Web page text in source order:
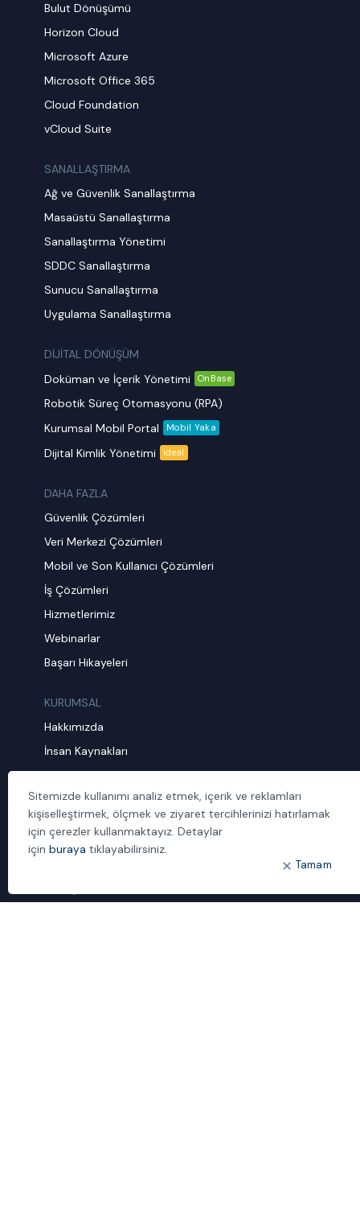
Bulut Dönüşümü
Horizon Cloud
Microsoft Azure
Microsoft Office 365
Cloud Foundation
vCloud Suite
SANALLAŞTIRMA
Ağ ve Güvenlik Sanallaştırma
Masaüstü Sanallaştırma
Sanallaştırma Yönetimi
SDDC Sanallaştırma
Sunucu Sanallaştırma
Uygulama Sanallaştırma
DİJİTAL DÖNÜŞÜM
Doküman ve İçerik Yönetimi
OnBase
Robotik Süreç Otomasyonu (RPA)
Kurumsal Mobil Portal
Mobil Yaka
Dijital Kimlik Yönetimi ideal
DAHA FAZLA
Güvenlik Çözümleri
Veri Merkezi Çözümleri
Mobil ve Son Kullanıcı Çözümleri
İş Çözümleri
Hizmetlerimiz
Webinarlar
Başarı Hikayeleri
KURUMSAL
Hakkımızda
İnsan Kaynakları
Müşteri Şikayet Formu
Sürdürülebilirlik
Politika ve Prosedürler
İletişim
Sitemizde kullanımı analiz etmek, içerik ve reklamları
kişiselleştirmek, ölçmek ve ziyaret tercihlerinizi hatırlamak
için çerezler kullanmaktayız. Detaylar
için buraya tıklayabilirsiniz.
Tamam